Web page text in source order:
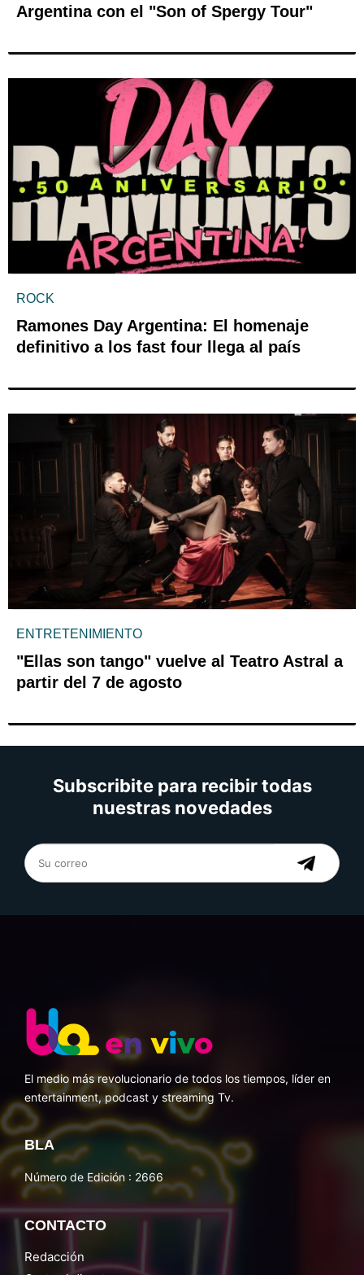
Argentina con el "Son of Spergy Tour"
ROCK
Ramones Day Argentina: El homenaje
definitivo a los fast four llega al país
ENTRETENIMIENTO
"Ellas son tango" vuelve al Teatro Astral a
partir del 7 de agosto
Subscribite para recibir todas
nuestras novedades
El medio más revolucionario de todos los tiempos, líder en
entertainment, podcast y streaming Tv.
BLA
Número de Edición : 2666
CONTACTO
Redacción